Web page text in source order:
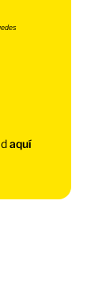
aquí